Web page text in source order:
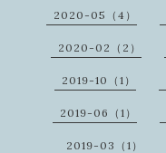
2020-05（4）
2020-02（2）
2019-10（1）
2019-06（1）
2019-03（1）